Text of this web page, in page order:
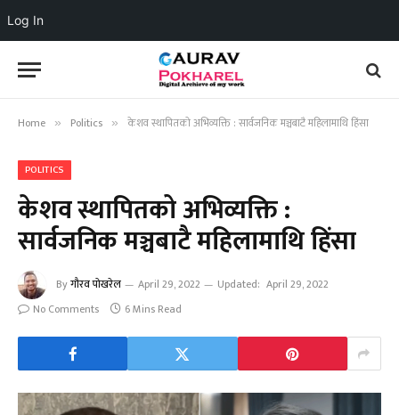
Log In
Home » Politics » केशव स्थापितको अभिव्यक्ति : सार्वजनिक मञ्चबाटै महिलामाथि हिंसा
POLITICS
केशव स्थापितको अभिव्यक्ति :
सार्वजनिक मञ्चबाटै महिलामाथि हिंसा
Byगौरव पोखरेल April 29, 2022 Updated: April 29, 2022
No Comments
6 Mins Read